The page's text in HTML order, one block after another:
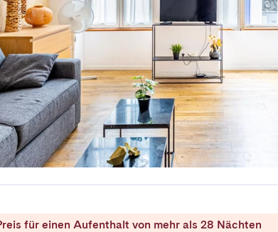
für einen Aufenthalt von mehr als 28 Nächten